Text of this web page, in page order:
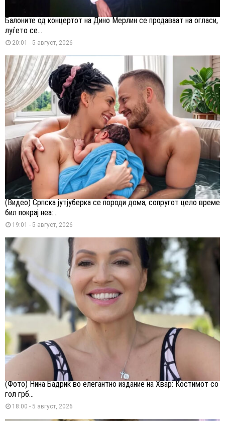
Балоните од концертот на Дино Мерлин се продаваат на огласи,
луѓето се...
20:01 - 5 август, 2026
(Видео) Српска јутјуберка се породи дома, сопругот цело време
бил покрај неа:...
19:01 - 5 август, 2026
(Фото) Нина Бадриќ во елегантно издание на Хвар: Костимот со
гол грб...
18:00 - 5 август, 2026